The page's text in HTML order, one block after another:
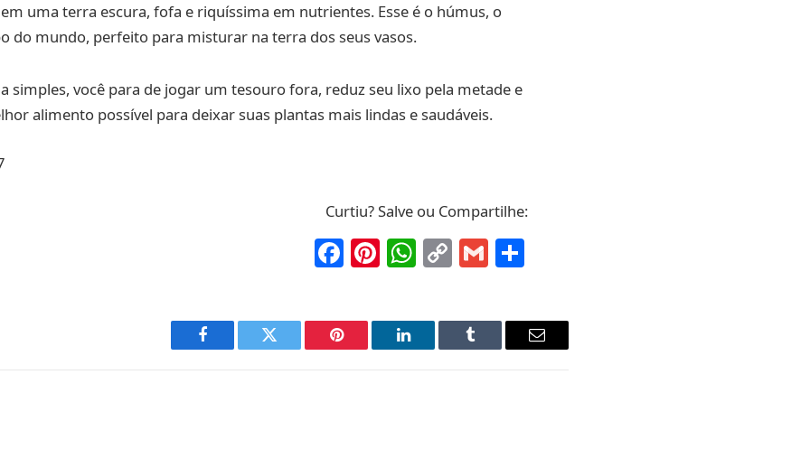
uma terra escura, fofa e riquíssima em nutrientes. Esse é o húmus, o
do mundo, perfeito para misturar na terra dos seus vasos.
simples, você para de jogar um tesouro fora, reduz seu lixo pela metade e
alimento possível para deixar suas plantas mais lindas e saudáveis.
Curtiu? Salve ou Compartilhe:
Facebook
Pinterest
WhatsApp
CopyGmail
Facebook Twitter Pinterest LinkedIn Tumblr Email